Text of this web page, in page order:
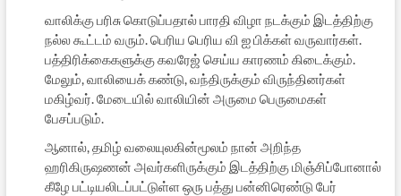
வாலிக்கு பரிசு கொடுப்பதால் பாரதி விழா நடக்கும் இடத்திற்கு
நல்ல கூட்டம் வரும். பெரிய பெரிய வி ஐ பிக்கள் வருவார்கள்.
பத்திரிக்கைகளுக்கு கவரேஜ் செய்ய காரணம் கிடைக்கும்.
மேலும், வாலியைக் கண்டு, வந்திருக்கும் விருந்தினர்கள்
மகிழ்வர். மேடையில் வாலியின் அருமை பெருமைகள்
பேசப்படும்.
ஆனால், தமிழ் வலையுலகின்மூலம் நான் அறிந்த
ஹரிகிருஷணன் அவர்களிருக்கும் இடத்திற்கு மிஞ்சிப்போனால்
கீழே பட்டியலிடப்பட்டுள்ள ஒரு பத்து பன்னிரெண்டு பேர்